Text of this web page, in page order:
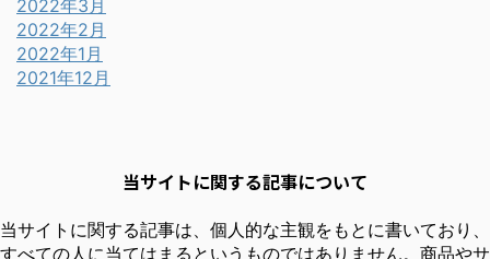
2022年3月
2022年2月
2022年1月
2021年12月
当サイトに関する記事について
当サイトに関する記事は、個人的な主観をもとに書いており、
すべての人に当てはまるというものではありません。商品やサ